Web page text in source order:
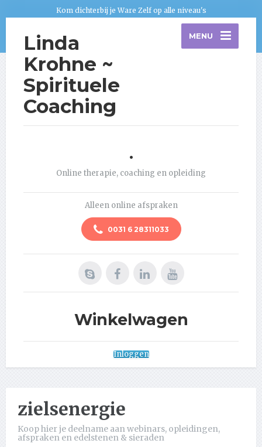
Kom dichterbij je Ware Zelf op alle niveau's
Linda
Krohne ~
Spirituele
Coaching
MENU
.
Online therapie, coaching en opleiding
Alleen online afspraken
0031 6 28311033
Winkelwagen
Inloggen
zielsenergie
Koop hier je deelname aan webinars, opleidingen,
afspraken en edelstenen & sieraden